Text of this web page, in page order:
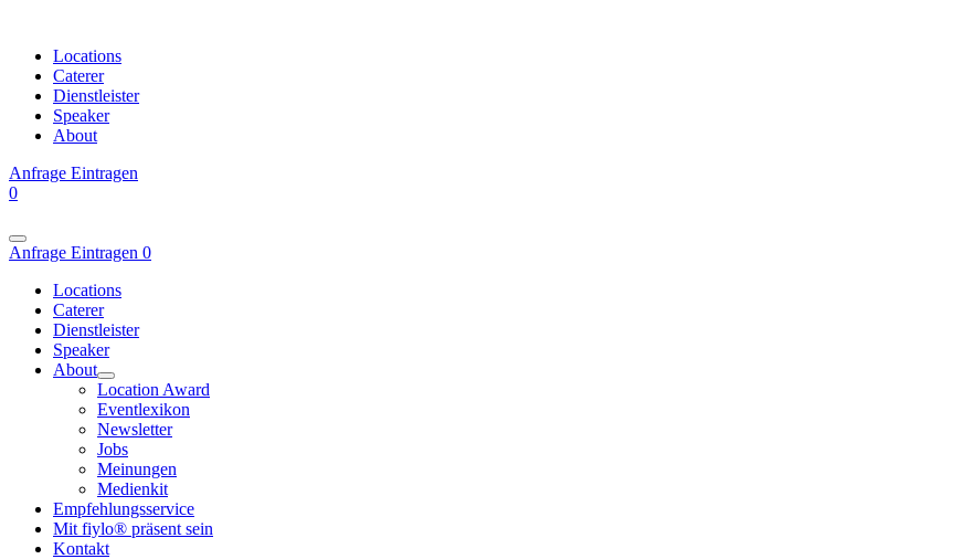
Locations
Caterer
Dienstleister
Speaker
About
Anfrage Eintragen
0
Anfrage Eintragen 0
Locations
Caterer
Dienstleister
Speaker
About
Location Award
Eventlexikon
Newsletter
Jobs
Meinungen
Medienkit
Empfehlungsservice
Mit fiylo® präsent sein
Kontakt